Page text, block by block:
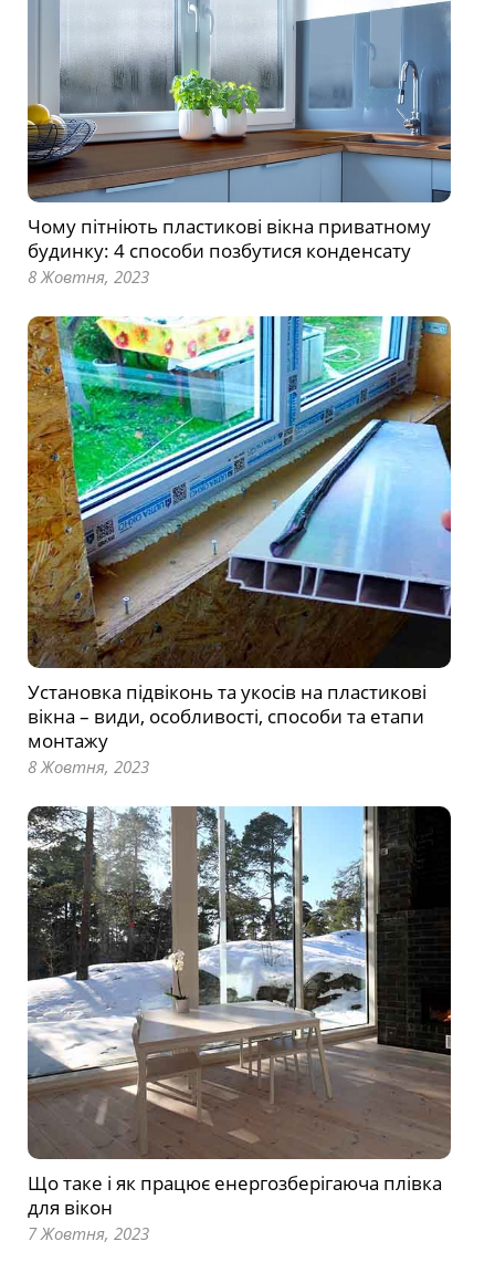
Чому пітніють пластикові вікна приватному
будинку: 4 способи позбутися конденсату
8 Жовтня, 2023
Установка підвіконь та укосів на пластикові
вікна – види, особливості, способи та етапи
монтажу
8 Жовтня, 2023
Що таке і як працює енергозберігаюча плівка
для вікон
7 Жовтня, 2023